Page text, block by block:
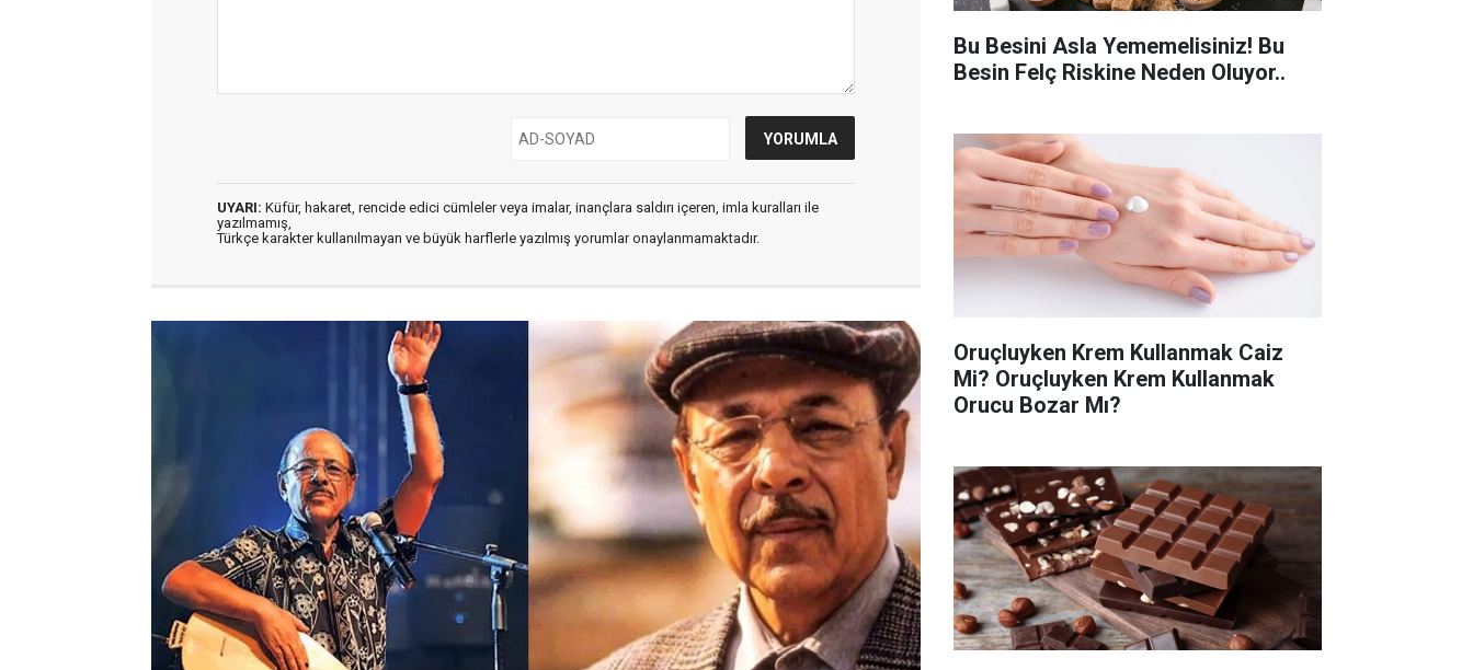
UYARI: Küfür, hakaret, rencide edici cümleler veya imalar, inançlara saldırı içeren, imla kuralları ile
yazılmamış,
Türkçe karakter kullanılmayan ve büyük harflerle yazılmış yorumlar onaylanmamaktadır.
Bu Besini Asla Yememelisiniz! Bu
Besin Felç Riskine Neden Oluyor..
Oruçluyken Krem Kullanmak Caiz
Mi? Oruçluyken Krem Kullanmak
Orucu Bozar Mı?